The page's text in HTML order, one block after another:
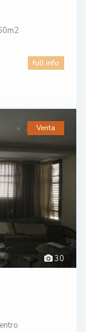
full info
30
Venta